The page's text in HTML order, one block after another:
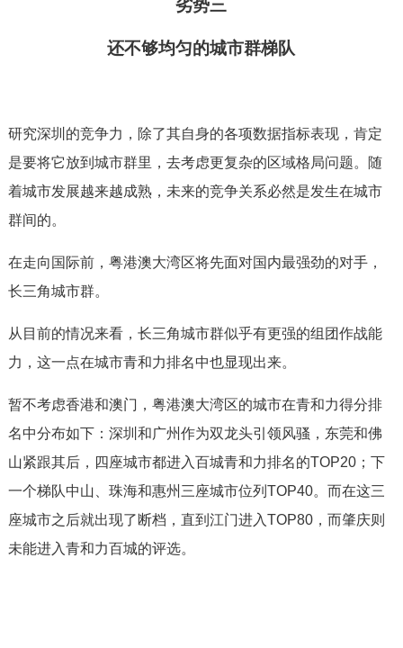
劣势三
还不够均匀的城市群梯队
研究深圳的竞争力，除了其自身的各项数据指标表现，肯定
是要将它放到城市群里，去考虑更复杂的区域格局问题。随
着城市发展越来越成熟，未来的竞争关系必然是发生在城市
群间的。
在走向国际前，粤港澳大湾区将先面对国内最强劲的对手，
长三角城市群。
从目前的情况来看，长三角城市群似乎有更强的组团作战能
力，这一点在城市青和力排名中也显现出来。
暂不考虑香港和澳门，粤港澳大湾区的城市在青和力得分排
名中分布如下：深圳和广州作为双龙头引领风骚，东莞和佛
山紧跟其后，四座城市都进入百城青和力排名的TOP20；下
一个梯队中山、珠海和惠州三座城市位列TOP40。而在这三
座城市之后就出现了断档，直到江门进入TOP80，而肇庆则
未能进入青和力百城的评选。